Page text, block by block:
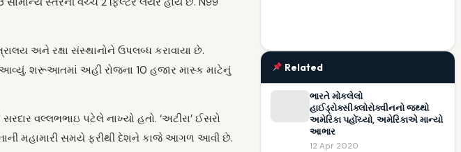
અને રક્ષા સંસ્થાનોને ઉપલબ્ધ કરાવાયા છે.
આવ્યું. શરૂઆતમાં અહીં રોજના 10 હજાર માસ્ક માટેનું
વલ્લભભાઇ પટેલે નાખ્યો હતો. ‘અટીરા’ ઈસરો
મહામારી સમયે ફરીથી દેશને કાજે આગળ આવી છે.
Related
ભારતે મોકલેલો
હાઈડ્રોક્સીક્લોરોક્વીનનો જથ્થો
અમેરિકા પહોંચ્યો, અમેરિકાએ માન્યો
આભાર
12 Apr 2020